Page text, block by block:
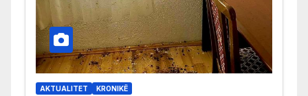
AKTUALITET KRONIKË